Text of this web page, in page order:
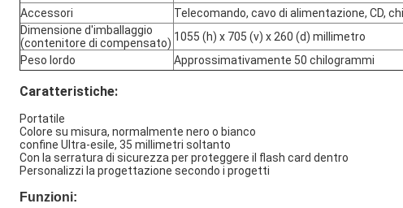
Accessori
Telecomando, cavo di alimentazione, CD,
Dimensione d'imballaggio
(contenitore di compensato) 1055 (h) x 705 (v) x 260 (d) millimetro
Peso lordo
Approssimativamente 50 chilogrammi
Caratteristiche:
Portatile
Colore su misura, normalmente nero o bianco
confine Ultra-esile, 35 millimetri soltanto
Con la serratura di sicurezza per proteggere il flash card dentro
Personalizzi la progettazione secondo i progetti
Funzioni: